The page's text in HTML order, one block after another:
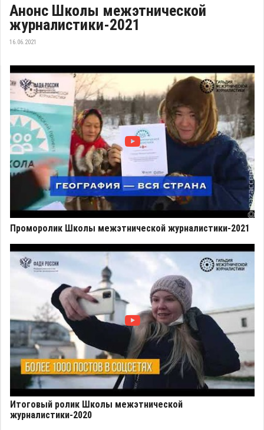
Анонс Школы межэтнической
журналистики-2021
16.06.2021
Проморолик Школы межэтнической журналистики-2021
Итоговый ролик Школы межэтнической
журналистики-2020